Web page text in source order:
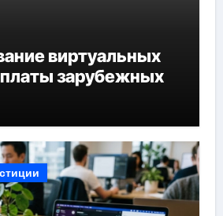
виртуальных
зарубежных